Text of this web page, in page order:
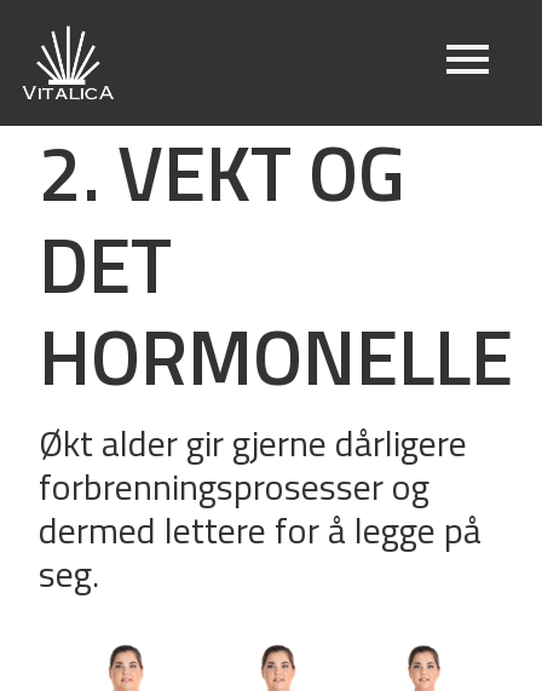
2. VEKT OG
DET
HORMONELLE
Økt alder gir gjerne dårligere
forbrenningsprosesser og
dermed lettere for å legge på
seg.